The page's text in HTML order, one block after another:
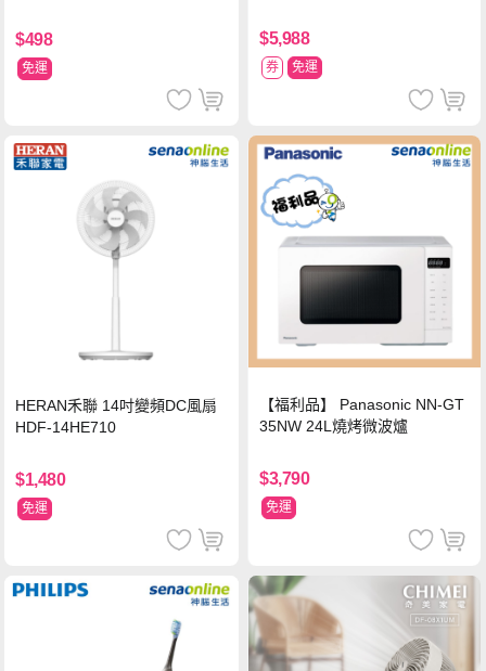
$498
免運
$5,988
券 免運
HERAN禾聯 14吋變頻DC風扇
HDF-14HE710
$1,480
免運
【福利品】 Panasonic NN-GT
35NW 24L燒烤微波爐
$3,790
免運